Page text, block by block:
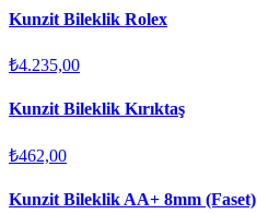
Kunzit Bileklik Rolex
₺4.235,00
Kunzit Bileklik Kırıktaş
₺462,00
Kunzit Bileklik AA+ 8mm (Faset)